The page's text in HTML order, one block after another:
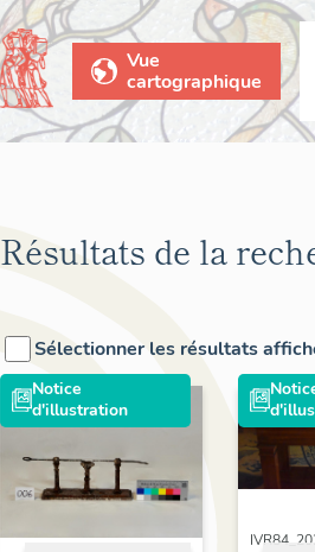
Vue
cartographique
Résultats de la
Sélectionner les résultats
Notice
d'illustration